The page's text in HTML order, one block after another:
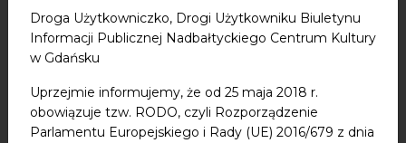
Droga Użytkowniczko, Drogi Użytkowniku Biuletynu
Informacji Publicznej Nadbałtyckiego Centrum Kultury
w Gdańsku
Uprzejmie informujemy, że od 25 maja 2018 r.
obowiązuje tzw. RODO, czyli Rozporządzenie
Parlamentu Europejskiego i Rady (UE) 2016/679 z dnia
zakresie upowszechniania kultury oraz
organizowania i prowadzenia współpracy kulturalnej
województwa pomorskiego z innymi państwami, w
tym w szczególności państwami basenu Morza
Bałtyckiego.